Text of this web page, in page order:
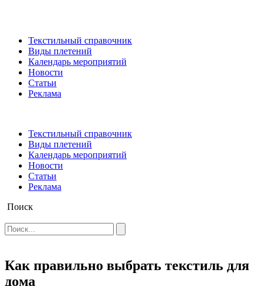
Текстильный справочник
Виды плетений
Календарь мероприятий
Новости
Статьи
Реклама
Текстильный справочник
Виды плетений
Календарь мероприятий
Новости
Статьи
Реклама
Поиск
Как правильно выбрать текстиль для
дома